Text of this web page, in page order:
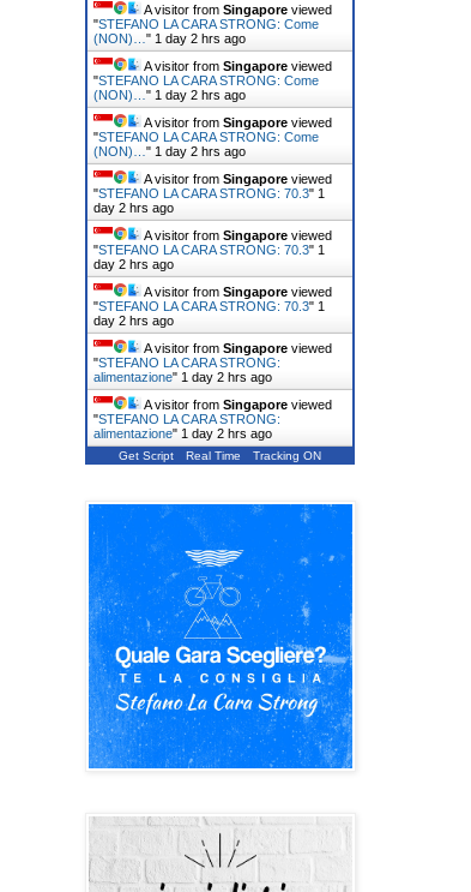
A visitor from Singapore viewed
"STEFANO LA CARA STRONG: Come
(NON)… " 1 day 2 hrs ago
A visitor from Singapore viewed
"STEFANO LA CARA STRONG: Come
(NON)… " 1 day 2 hrs ago
A visitor from Singapore viewed
"STEFANO LA CARA STRONG: Come
(NON)… " 1 day 2 hrs ago
A visitor from Singapore viewed
"STEFANO LA CARA STRONG: 70.3" 1
day 2 hrs ago
A visitor from Singapore viewed
"STEFANO LA CARA STRONG: 70.3" 1
day 2 hrs ago
A visitor from Singapore viewed
"STEFANO LA CARA STRONG: 70.3" 1
day 2 hrs ago
A visitor from Singapore viewed
"STEFANO LA CARA STRONG:
alimentazione" 1 day 2 hrs ago
A visitor from Singapore viewed
"STEFANO LA CARA STRONG:
alimentazione" 1 day 2 hrs ago
Get Script Real Time Tracking ON